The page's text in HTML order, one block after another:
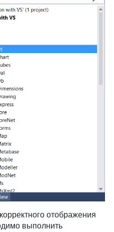
отображения
выполнить